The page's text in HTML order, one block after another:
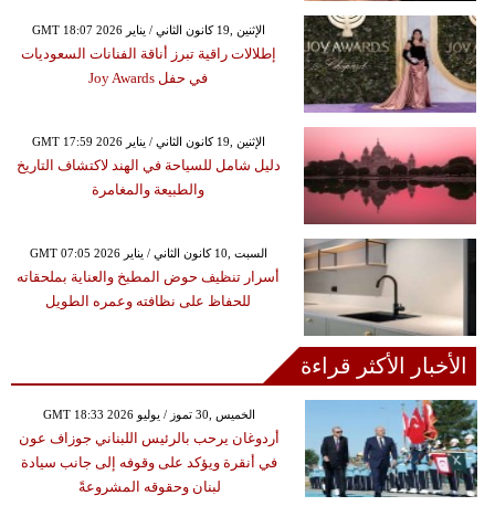
GMT 18:07 2026 الإثنين ,19 كانون الثاني / يناير
إطلالات راقية تبرز أناقة الفنانات السعوديات
في حفل Joy Awards
GMT 17:59 2026 الإثنين ,19 كانون الثاني / يناير
دليل شامل للسياحة في الهند لاكتشاف التاريخ
والطبيعة والمغامرة
GMT 07:05 2026 السبت ,10 كانون الثاني / يناير
أسرار تنظيف حوض المطبخ والعناية بملحقاته
للحفاظ على نظافته وعمره الطويل
الأخبار الأكثر قراءة
GMT 18:33 2026 الخميس ,30 تموز / يوليو
أردوغان يرحب بالرئيس اللبناني جوزاف عون
في أنقرة ويؤكد على وقوفه إلى جانب سيادة
لبنان وحقوقه المشروعةً